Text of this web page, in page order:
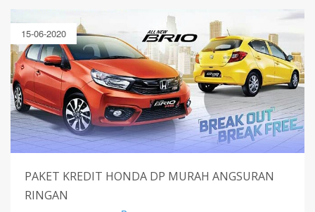
15-06-2020
PAKET KREDIT HONDA DP MURAH ANGSURAN
RINGAN